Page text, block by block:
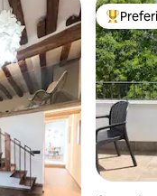
Entre